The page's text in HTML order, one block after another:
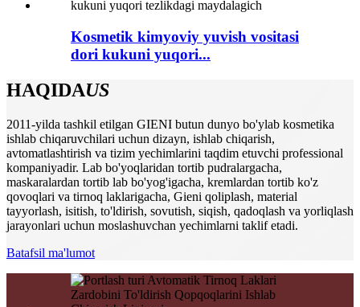
Kosmetik kimyoviy yuvish vositasi
dori kukuni yuqori...
HAQIDAUS
2011-yilda tashkil etilgan GIENI butun dunyo bo'ylab kosmetika
ishlab chiqaruvchilari uchun dizayn, ishlab chiqarish,
avtomatlashtirish va tizim yechimlarini taqdim etuvchi professional
kompaniyadir. Lab bo'yoqlaridan tortib pudralargacha,
maskaralardan tortib lab bo'yog'igacha, kremlardan tortib ko'z
qovoqlari va tirnoq laklarigacha, Gieni qoliplash, material
tayyorlash, isitish, to'ldirish, sovutish, siqish, qadoqlash va yorliqlash
jarayonlari uchun moslashuvchan yechimlarni taklif etadi.
Batafsil ma'lumot